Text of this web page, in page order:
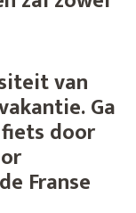
van
Ga
door
Franse